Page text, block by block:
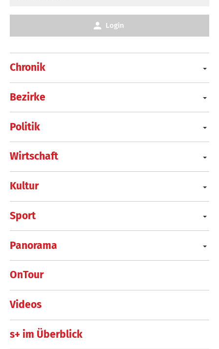
Chronik
Bezirke
Politik
Wirtschaft
Kultur
Sport
Panorama
OnTour
Videos
s+ im Überblick
Login